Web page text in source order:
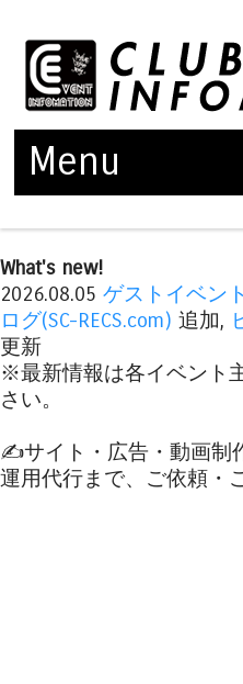
Menu
What's new!
2026.08.05 ゲストイベン
ログ(SC-RECS.com) 追加,
更新
※最新情報は各イベント
さい。
✍️サイト・広告・動画制
運用代行まで、ご依頼・